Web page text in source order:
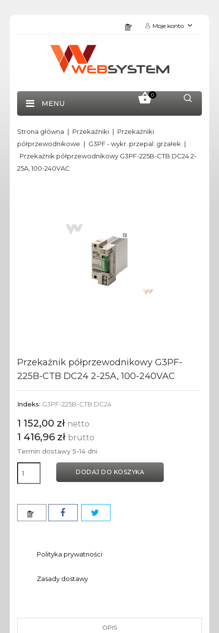
Moje konto
0
MENU
Strona główna Przekaźniki
Przekaźniki
półprzewodnikowe
G3PF - wykr. przepal. grzałek
Przekaźnik półprzewodnikowy G3PF-225B-CTB DC24 2-
25A, 100-240VAC
Przekaźnik półprzewodnikowy G3PF-
225B-CTB DC24 2-25A, 100-240VAC
Indeks: G3PF-225B-CTB DC24
1 152,00 zł netto
1 416,96 zł brutto
Termin dostawy 5-14 dni
DODAJ DO KOSZYKA
Polityka prywatności
Zasady dostawy
OPIS